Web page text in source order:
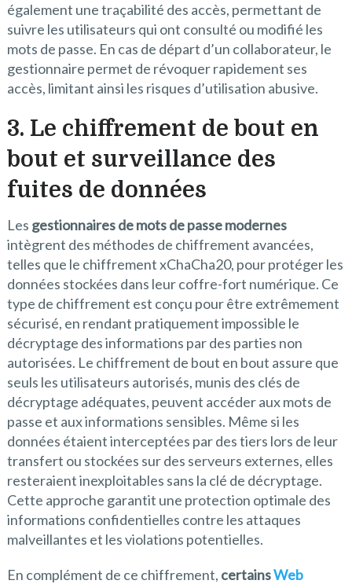
également une traçabilité des accès, permettant de
suivre les utilisateurs qui ont consulté ou modifié les
mots de passe. En cas de départ d’un collaborateur, le
gestionnaire permet de révoquer rapidement ses
accès, limitant ainsi les risques d’utilisation abusive.
3. Le chiffrement de bout en
bout et surveillance des
fuites de données
Les gestionnaires de mots de passe modernes
intègrent des méthodes de chiffrement avancées,
telles que le chiffrement xChaCha20, pour protéger les
données stockées dans leur coffre-fort numérique. Ce
type de chiffrement est conçu pour être extrêmement
sécurisé, en rendant pratiquement impossible le
décryptage des informations par des parties non
autorisées. Le chiffrement de bout en bout assure que
seuls les utilisateurs autorisés, munis des clés de
décryptage adéquates, peuvent accéder aux mots de
passe et aux informations sensibles. Même si les
données étaient interceptées par des tiers lors de leur
transfert ou stockées sur des serveurs externes, elles
resteraient inexploitables sans la clé de décryptage.
Cette approche garantit une protection optimale des
informations confidentielles contre les attaques
malveillantes et les violations potentielles.
En complément de ce chiffrement, certainsWeb